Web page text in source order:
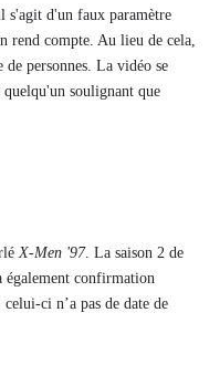
s'agit d'un faux paramètre
rend compte. Au lieu de cela,
de personnes. La vidéo se
soulignant que
X-Men '97. La saison 2 de
également confirmation
ci n’a pas de date de